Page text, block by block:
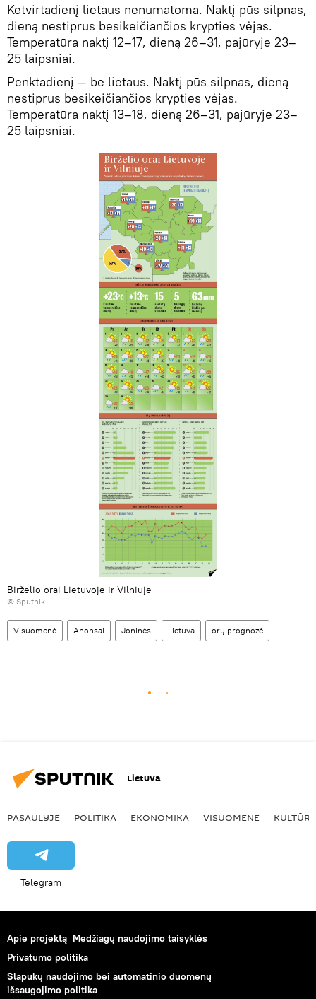
Ketvirtadienį lietaus nenumatoma. Naktį pūs silpnas,
dieną nestiprus besikeičiančios krypties vėjas.
Temperatūra naktį 12–17, dieną 26–31, pajūryje 23–
25 laipsniai.
Penktadienį — be lietaus. Naktį pūs silpnas, dieną
nestiprus besikeičiančios krypties vėjas.
Temperatūra naktį 13–18, dieną 26–31, pajūryje 23–
25 laipsniai.
Birželio orai Lietuvoje ir Vilniuje
© Sputnik
Visuomenė Anonsai Joninės Lietuva orų prognozė
Lietuva
PASAULYJE POLITIKA EKONOMIKA VISUOMENĖ KULTŪRA
Telegram
Apie projektą Medžiagų naudojimo taisyklės
Privatumo politika
Slapukų naudojimo bei automatinio duomenų
išsaugojimo politika